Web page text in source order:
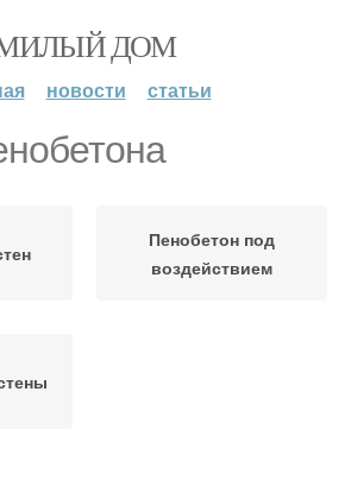
ДОМ
новости статьи
Пенобетон под
воздействием